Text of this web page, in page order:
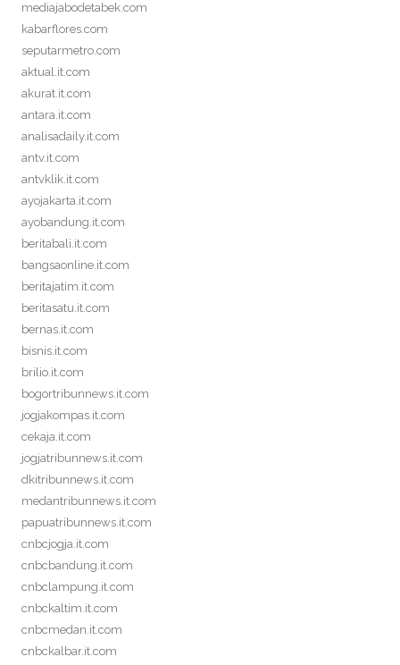
mediajabodetabek.com
kabarflores.com
seputarmetro.com
aktual.it.com
akurat.it.com
antara.it.com
analisadaily.it.com
antv.it.com
antvklik.it.com
ayojakarta.it.com
ayobandung.it.com
beritabali.it.com
bangsaonline.it.com
beritajatim.it.com
beritasatu.it.com
bernas.it.com
bisnis.it.com
brilio.it.com
bogortribunnews.it.com
jogjakompas.it.com
cekaja.it.com
jogjatribunnews.it.com
dkitribunnews.it.com
medantribunnews.it.com
papuatribunnews.it.com
cnbcjogja.it.com
cnbcbandung.it.com
cnbclampung.it.com
cnbckaltim.it.com
cnbcmedan.it.com
cnbckalbar.it.com